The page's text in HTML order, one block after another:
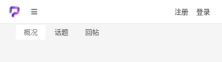
注册 登录
概况 话题 回帖